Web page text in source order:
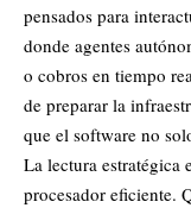
pensados para
donde agentes
o cobros en tiempo
de preparar la
que el software no
La lectura estratégica
procesador eficiente.